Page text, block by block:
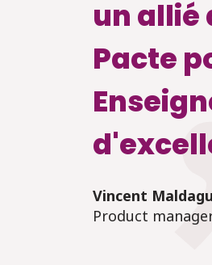
un allié
Pacte
Vincent
Product